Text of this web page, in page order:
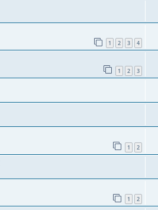
1 2 3 4
1 2 3
1 2
1 2